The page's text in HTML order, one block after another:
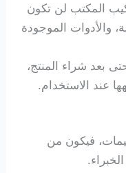
المكتب لن تكون
والأدوات الموجودة
بعد شراء المنتج،
عند الاستخدام.
فيكون من